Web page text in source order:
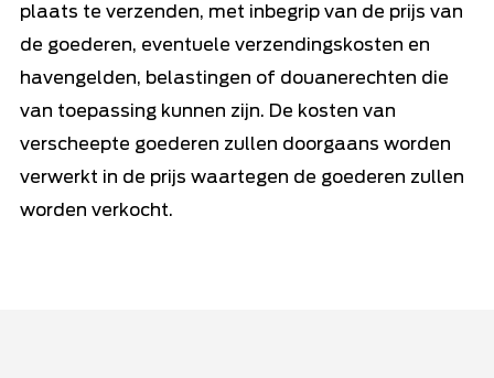
plaats te verzenden, met inbegrip van de prijs van
de goederen, eventuele verzendingskosten en
havengelden, belastingen of douanerechten die
van toepassing kunnen zijn. De kosten van
verscheepte goederen zullen doorgaans worden
verwerkt in de prijs waartegen de goederen zullen
worden verkocht.